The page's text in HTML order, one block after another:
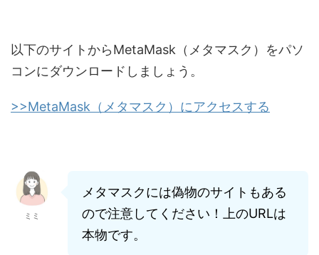
以下のサイトからMetaMask（メタマスク）をパソ
コンにダウンロードしましょう。
>>MetaMask（メタマスク）にアクセスする
ミミ
メタマスクには偽物のサイトもある
ので注意してください！上のURLは
本物です。